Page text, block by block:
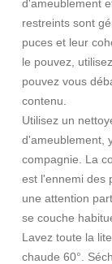
d'ameublement
restreints sont
puces et leur
le pouvez,
pouvez vous
contenu.
Utilisez un
d'ameublement,
compagnie. La
est l'ennemi des
une attention
se couche
Lavez toute la
chaude 60°.